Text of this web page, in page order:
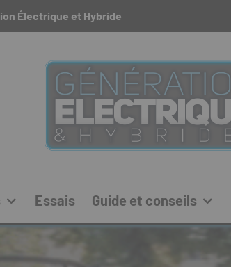
Électrique et Hybride
Essais Guide et conseils